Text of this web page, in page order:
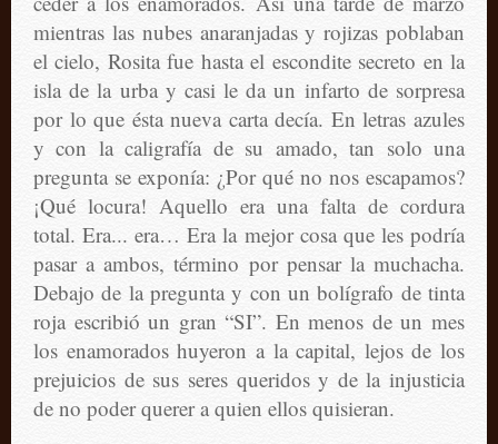
mientras las nubes anaranjadas y rojizas poblaban
el cielo, Rosita fue hasta el escondite secreto en la
isla de la urba y casi le da un infarto de sorpresa
por lo que ésta nueva carta decía. En letras azules
y con la caligrafía de su amado, tan solo una
pregunta se exponía: ¿Por qué no nos escapamos?
¡Qué locura! Aquello era una falta de cordura
total. Era... era… Era la mejor cosa que les podría
pasar a ambos, término por pensar la muchacha.
Debajo de la pregunta y con un bolígrafo de tinta
roja escribió un gran “SI”. En menos de un mes
los enamorados huyeron a la capital, lejos de los
prejuicios de sus seres queridos y de la injusticia
de no poder querer a quien ellos quisieran.